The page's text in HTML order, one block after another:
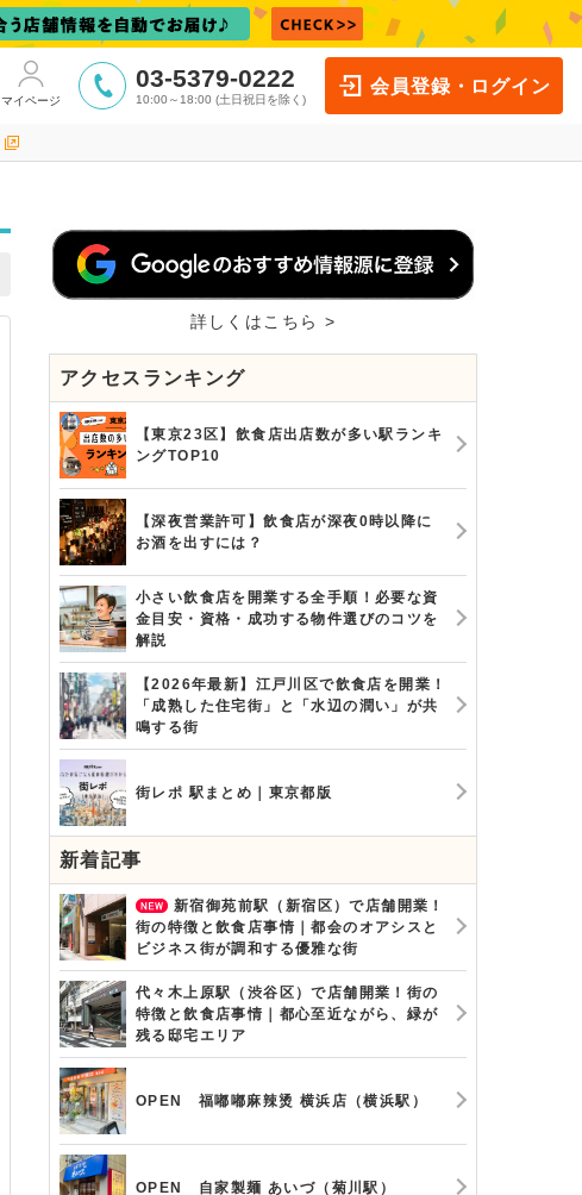
マイページ
03-5379-0222
10:00～18:00 (土日祝日を除く)
会員登録・ログイン
詳しくはこちら >
アクセスランキング
【東京23区】飲食店出店数が多い駅ランキ
ングTOP10
【深夜営業許可】飲食店が深夜0時以降に
お酒を出すには？
小さい飲食店を開業する全手順！必要な資
金目安・資格・成功する物件選びのコツを
解説
【2026年最新】江戸川区で飲食店を開業！
「成熟した住宅街」と「水辺の潤い」が共
鳴する街
街レポ 駅まとめ｜東京都版
新着記事
新宿御苑前駅（新宿区）で店舗開業！
街の特徴と飲食店事情｜都会のオアシスと
ビジネス街が調和する優雅な街
代々木上原駅（渋谷区）で店舗開業！街の
特徴と飲食店事情｜都心至近ながら、緑が
残る邸宅エリア
OPEN 福嘟嘟麻辣烫 横浜店（横浜駅）
OPEN 自家製麺 あいづ（菊川駅）